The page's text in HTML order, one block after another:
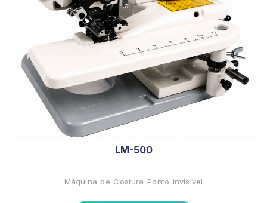
LM-500
Máquina de Costura Ponto Invisível